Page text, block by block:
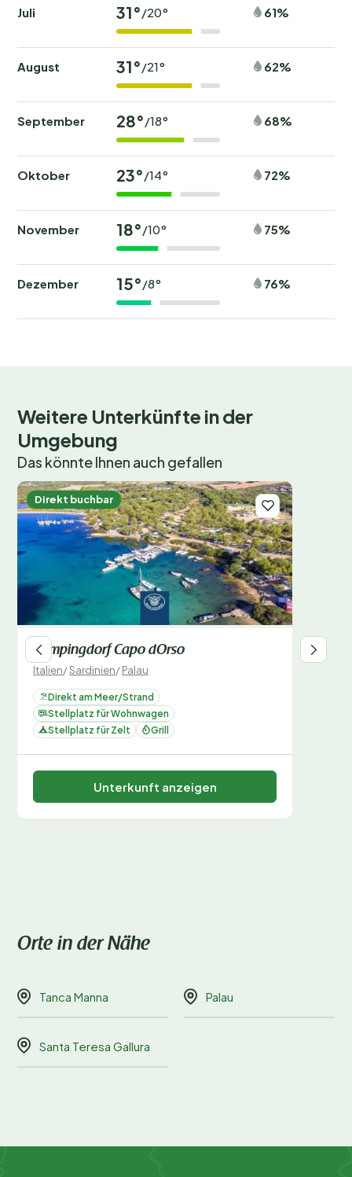
Juli 31°/20° 61%
August 31°/21° 62%
September 28°/18° 68%
Oktober 23°/14° 72%
November 18°/10° 75%
Dezember 15°/8° 76%
Weitere Unterkünfte in der
Umgebung
Das könnte Ihnen auch gefallen
Direkt buchbar
Campingdorf Capo dOrso
Italien/Sardinien/Palau
Direkt am Meer/Strand
Stellplatz für Wohnwagen
Stellplatz für Zelt
Grill
Unterkunft anzeigen
Orte in der Nähe
Tanca Manna Palau
Santa Teresa Gallura